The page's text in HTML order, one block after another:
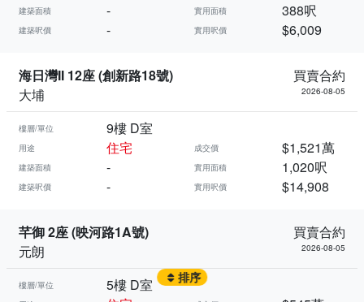
建築面積 - 實用面積 388呎
建築呎價 - 實用呎價 $6,009
海日灣II 12座 (創新路18號)
買賣合約
大埔
2026-08-05
樓層/單位 9樓 D室
用途 住宅 成交價 $1,521萬
建築面積 - 實用面積 1,020呎
建築呎價 - 實用呎價 $14,908
芊御 2座 (映河路1A號)
買賣合約
元朗
2026-08-05
樓層/單位 5樓 D室 排序